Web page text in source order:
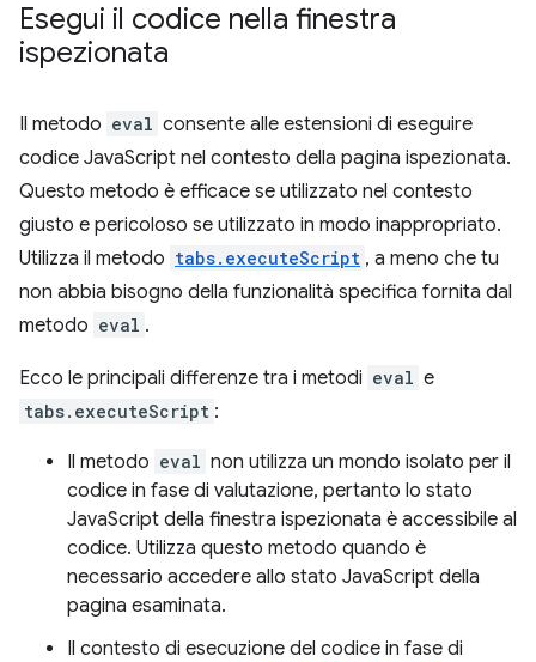
Esegui il codice nella finestra
ispezionata
Il metodo eval consente alle estensioni di eseguire
codice JavaScript nel contesto della pagina ispezionata.
Questo metodo è efficace se utilizzato nel contesto
giusto e pericoloso se utilizzato in modo inappropriato.
Utilizza il metodo tabs.executeScript , a meno che tu
non abbia bisogno della funzionalità specifica fornita dal
metodo eval .
Ecco le principali differenze tra i metodi eval e
tabs.executeScript :
Il metodo eval non utilizza un mondo isolato per il
codice in fase di valutazione, pertanto lo stato
JavaScript della finestra ispezionata è accessibile al
codice. Utilizza questo metodo quando è
necessario accedere allo stato JavaScript della
pagina esaminata.
Il contesto di esecuzione del codice in fase di